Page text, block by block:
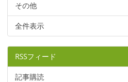
その他
全件表示
RSSフィード
記事購読